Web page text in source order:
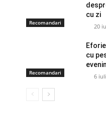
Recomandari
cu zi
20
Recomandari
cu
6